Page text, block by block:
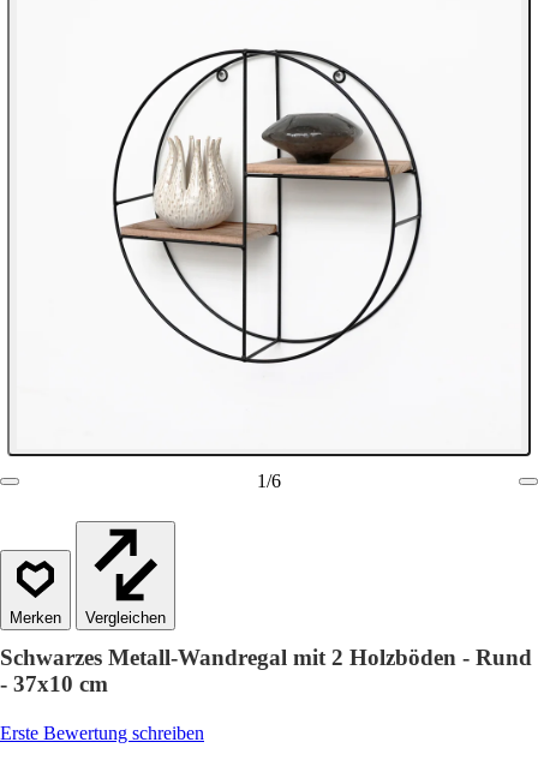
1/6
Vergleichen
Schwarzes Metall-Wandregal mit 2 Holzböden - Rund
- 37x10 cm
Erste Bewertung schreiben